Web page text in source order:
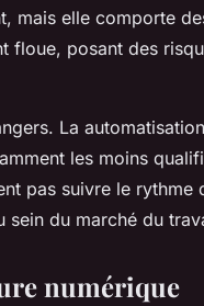
mais elle comporte
floue, posant des
La
les moins
pas suivre le rythme
sein du marché du
numérique